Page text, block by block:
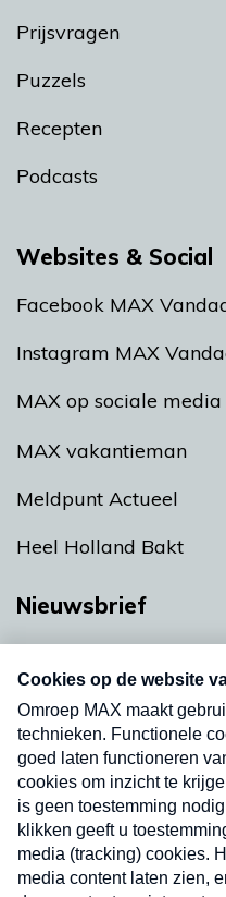
Prijsvragen
Puzzels
Recepten
Podcasts
Websites & Social
Facebook MAX
Instagram MAX
MAX op sociale media
MAX vakantieman
Meldpunt Actueel
Heel Holland Bakt
Nieuwsbrief
nieuwsbrief. Elke
uw mailbox.